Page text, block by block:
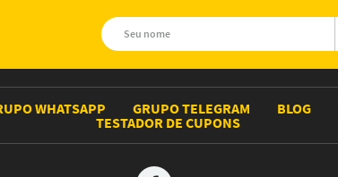
WHATSAPP GRUPO TELEGRAM BLOG
TESTADOR DE CUPONS